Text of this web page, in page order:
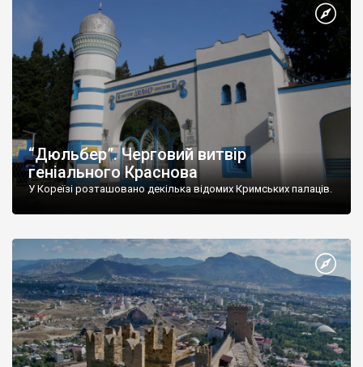
“Дюльбер”. Черговий витвір
геніального Краснова
У Кореїзі розташовано декілька відомих Кримських палаців.